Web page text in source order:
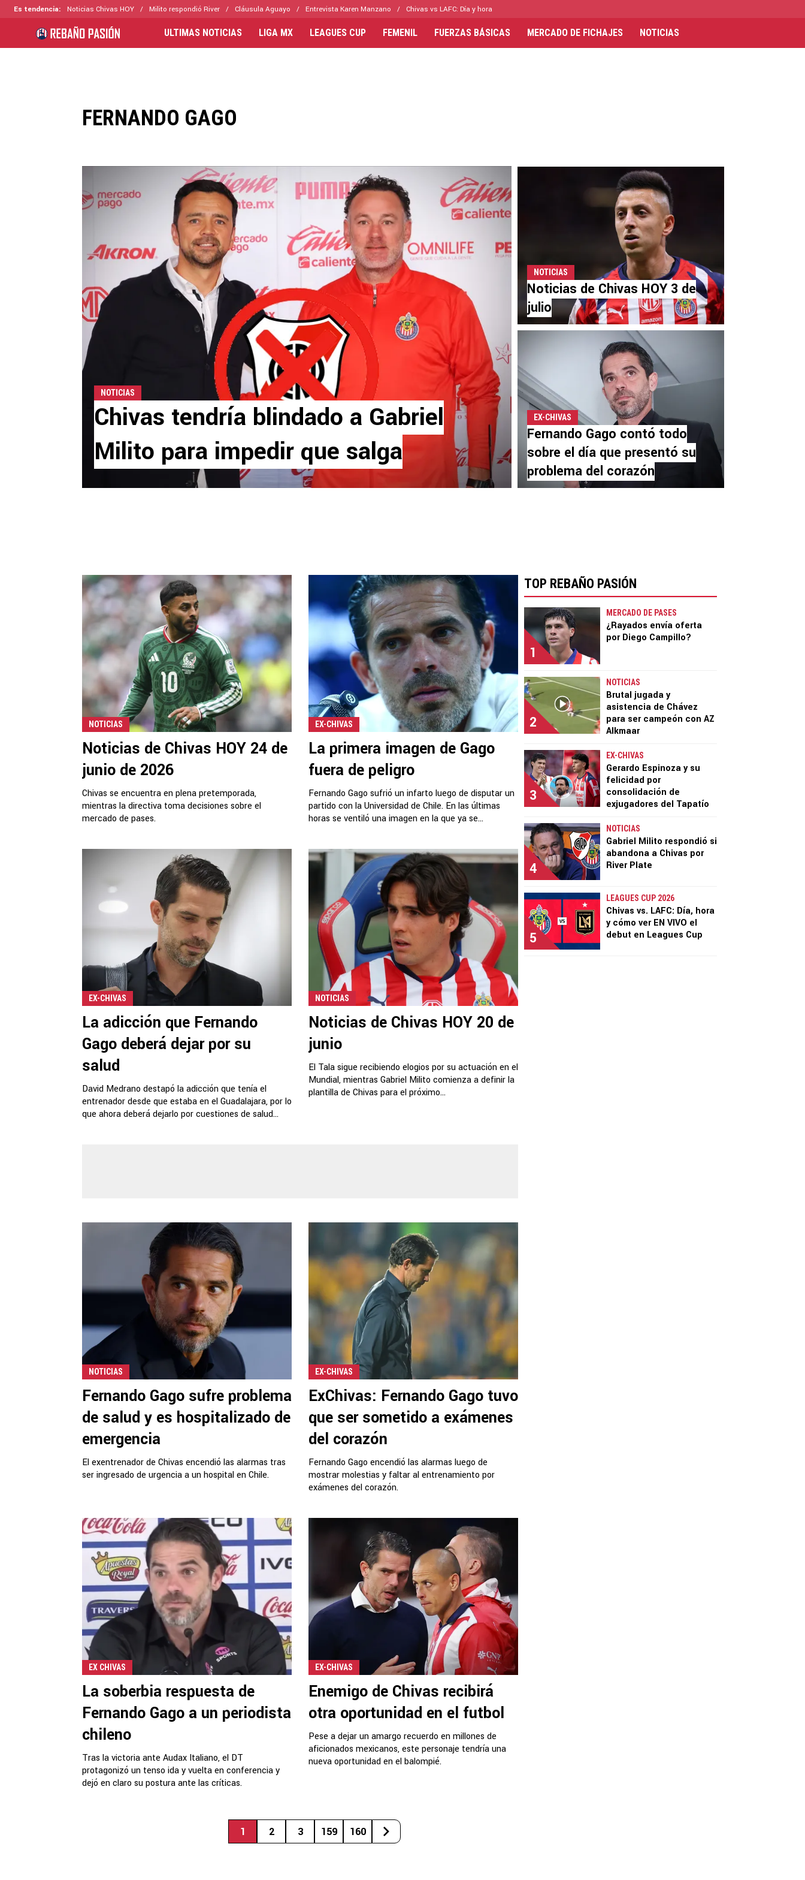
Es tendencia: Noticias Chivas HOY Milito respondió River Cláusula Aguayo Entrevista Karen Manzano Chivas vs LAFC: Día y hora
ULTIMAS NOTICIAS LIGA MX LEAGUES CUP FEMENIL FUERZAS BÁSICAS MERCADO DE FICHAJES NOTICIAS
FERNANDO GAGO
NOTICIAS
Chivas tendría blindado a Gabriel
Milito para impedir que salga
NOTICIAS
Noticias de Chivas HOY 3 de
julio
EX-CHIVAS
Fernando Gago contó todo
sobre el día que presentó su
problema del corazón
NOTICIAS
Noticias de Chivas HOY 24 de
junio de 2026
Chivas se encuentra en plena pretemporada,
mientras la directiva toma decisiones sobre el
mercado de pases.
EX-CHIVAS
La primera imagen de Gago
fuera de peligro
Fernando Gago sufrió un infarto luego de disputar un
partido con la Universidad de Chile. En las últimas
horas se ventiló una imagen en la que ya se...
EX-CHIVAS
La adicción que Fernando
Gago deberá dejar por su
salud
David Medrano destapó la adicción que tenía el
entrenador desde que estaba en el Guadalajara, por lo
que ahora deberá dejarlo por cuestiones de salud...
NOTICIAS
Noticias de Chivas HOY 20 de
junio
El Tala sigue recibiendo elogios por su actuación en el
Mundial, mientras Gabriel Milito comienza a definir la
plantilla de Chivas para el próximo...
NOTICIAS
Fernando Gago sufre problema
de salud y es hospitalizado de
emergencia
El exentrenador de Chivas encendió las alarmas tras
ser ingresado de urgencia a un hospital en Chile.
EX-CHIVAS
ExChivas: Fernando Gago tuvo
que ser sometido a exámenes
del corazón
Fernando Gago encendió las alarmas luego de
mostrar molestias y faltar al entrenamiento por
exámenes del corazón.
EX CHIVAS
La soberbia respuesta de
Fernando Gago a un periodista
chileno
Tras la victoria ante Audax Italiano, el DT
protagonizó un tenso ida y vuelta en conferencia y
dejó en claro su postura ante las críticas.
EX-CHIVAS
Enemigo de Chivas recibirá
otra oportunidad en el futbol
Pese a dejar un amargo recuerdo en millones de
aficionados mexicanos, este personaje tendría una
nueva oportunidad en el balompié.
1 2 3 159 160
TOP REBAÑO PASIÓN
1
MERCADO DE PASES
¿Rayados envía oferta
por Diego Campillo?
2
NOTICIAS
Brutal jugada y
asistencia de Chávez
para ser campeón con AZ
Alkmaar
3
EX-CHIVAS
Gerardo Espinoza y su
felicidad por
consolidación de
exjugadores del Tapatío
4
NOTICIAS
Gabriel Milito respondió si
abandona a Chivas por
River Plate
5
LEAGUES CUP 2026
Chivas vs. LAFC: Día, hora
y cómo ver EN VIVO el
debut en Leagues Cup